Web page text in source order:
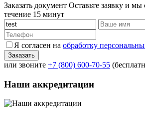
Заказать документ Оставьте заявку и
течение 15 минут
Я согласен на обработку
или звоните +7 (800) 600-70-55
Наши аккредитации